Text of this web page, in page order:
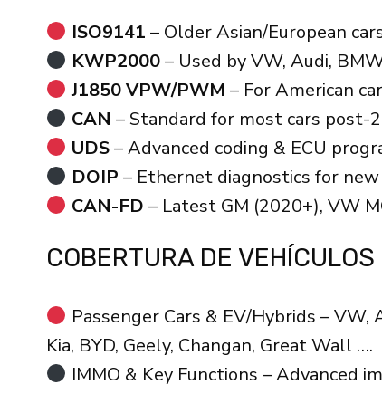
ISO9141 – Older Asian/European
KWP2000– Used by VW, Audi,
J1850 VPW/PWM – For American
CAN – Standard for most cars post-
UDS– Advanced coding & ECU
DOIP – Ethernet diagnostics for new
CAN-FD – Latest GM (2020+), VW
COBERTURA DE VEHÍCULOS
Passenger Cars & EV/Hybrids – VW,
Kia, BYD, Geely, Changan, Great Wall ….
IMMO & Key Functions – Advanced